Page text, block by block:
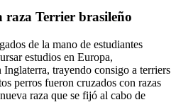
raza Terrier brasileño
de la mano de estudiantes
estudios en Europa,
trayendo consigo a terriers
perros fueron cruzados con razas
raza que se fijó al cabo de